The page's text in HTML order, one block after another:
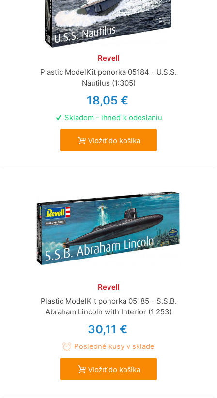
Revell
Plastic ModelKit ponorka 05184 - U.S.S.
Nautilus (1:305)
18,05 €
Skladom - ihneď k odoslaniu
Vložiť do košíka
Revell
Plastic ModelKit ponorka 05185 - S.S.B.
Abraham Lincoln with Interior (1:253)
30,11 €
Posledné kusy v sklade
Vložiť do košíka